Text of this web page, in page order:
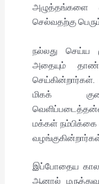
அழுத்தங்களை
செல்வதற்கு
நல்லது செய்ய
அதையும்
மிகக்
மக்கள் நம்பிக்கை
இப்போதைய
ஆனால்